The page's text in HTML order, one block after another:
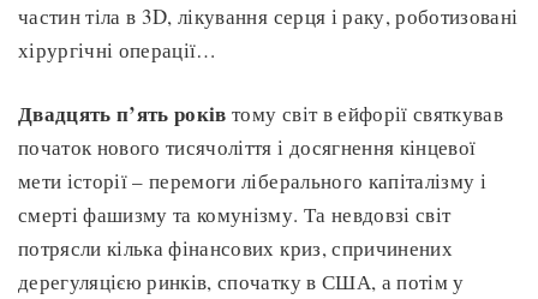
частин тіла в 3D, лікування серця і раку, роботизовані
хірургічні операції…
Двадцять п’ять років тому світ в ейфорії святкував
початок нового тисячоліття і досягнення кінцевої
мети історії – перемоги ліберального капіталізму і
смерті фашизму та комунізму. Та невдовзі світ
потрясли кілька фінансових криз, спричинених
дерегуляцією ринків, спочатку в США, а потім у